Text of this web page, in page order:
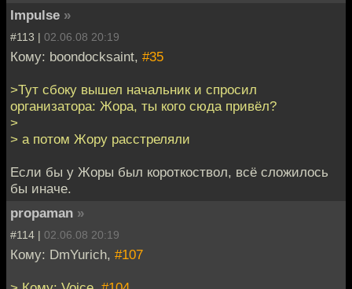
Impulse »
#113 | 02.06.08 20:19
Кому: boondocksaint, #35
>Тут сбоку вышел начальник и спросил
организатора: Жора, ты кого сюда привёл?
>
> а потом Жору расстреляли
Если бы у Жоры был короткоствол, всё сложилось
бы иначе.
propaman »
#114 | 02.06.08 20:19
Кому: DmYurich, #107